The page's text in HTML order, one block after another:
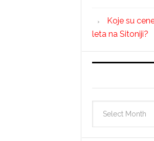
Koje su
leta na Sitoniji?